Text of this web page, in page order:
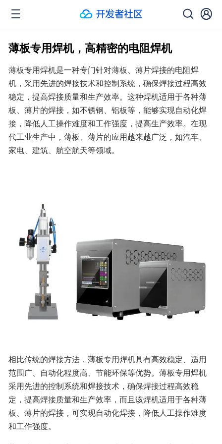
薄板专用焊机，高精密的电阻焊机
薄板专用焊机是一种专门针对薄板、薄片焊接的电阻焊
机，采用先进的焊接技术和控制系统，确保焊接过程高效
稳定，提高焊接质量和生产效率。这种焊机适用于各种薄
板、薄片的焊接，如不锈钢、铝板等，能够实现自动化焊
接，降低人工操作难度和工作强度，提高生产效率。在现
代工业生产中，薄板、薄片的应用越来越广泛，如汽车、
家电、建筑、航空航天等领域。
相比传统的焊接方法，薄板专用焊机具有高效稳定、适用
范围广、自动化程度高、节能环保等优势。薄板专用焊机
采用先进的控制系统和焊接技术，确保焊接过程高效稳
定，提高焊接质量和生产效率，而且该焊机适用于各种薄
板、薄片的焊接，可实现自动化焊接，降低人工操作难度
和工作强度。